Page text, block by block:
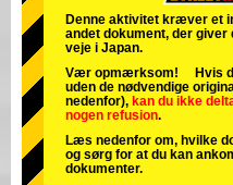
Tokyo Akihabara#2
Tokyo Shibuya Annex
Tokyo Asakusa
Okinawa
Denne aktivitet kræver et
andet dokument, der
veje i Japan.
Vær opmærksom! Hvis
uden de nødvendige
nedenfor), kan du ikke
nogen refusion.
Læs nedenfor om, hvilke
og sørg for at du kan
dokumenter.